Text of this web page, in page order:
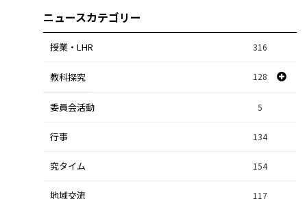
ニュースカテゴリー
授業・LHR 316
教科探究 128
スポーツ探究 1
課題研究 84
自然探究 2
委員会活動 5
行事 134
究タイム 154
地域交流 117